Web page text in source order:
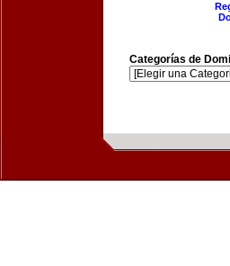
Categorías de